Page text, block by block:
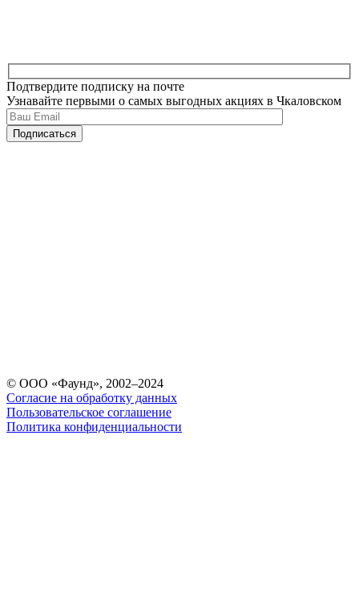
Подтвердите подписку на почте
Узнавайте первыми о самых выгодных акциях в Чкаловском
© ООО «Фаунд», 2002–2024
Согласие на обработку данных
Пользовательское соглашение
Политика конфиденциальности